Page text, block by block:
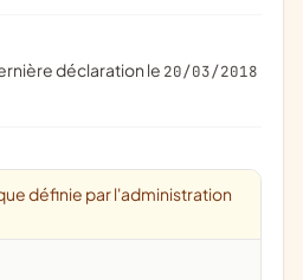
déclaration le 20/03/2018
définie par l'administration